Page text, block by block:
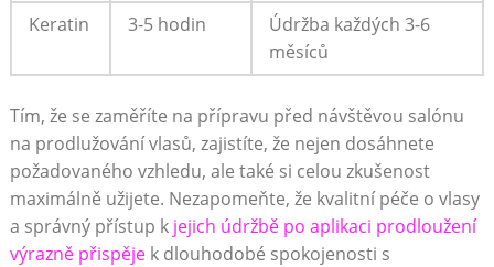
Keratin
3-5 hodin
Údržba každých 3-6
měsíců
Tím, že se zaměříte na přípravu před návštěvou salónu
na prodlužování vlasů, zajistíte, že nejen dosáhnete
požadovaného vzhledu, ale také si celou zkušenost
maximálně užijete. Nezapomeňte, že kvalitní péče o vlasy
a správný přístup k jejich údržbě po aplikaci prodloužení
výrazně přispějek dlouhodobé spokojenosti s